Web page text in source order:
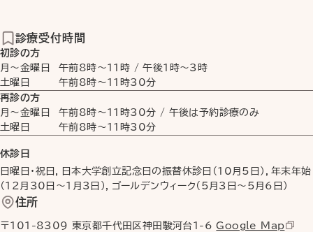
診療受付時間
初診の方
月〜金曜日
午前8時〜11時 /午後1時〜3時
土曜日
午前8時〜11時30分
再診の方
月〜金曜日
午前8時〜11時30分 / 午後は予約診療のみ
土曜日
午前8時〜11時30分
休診日
日曜日・祝日，日本大学創立記念日の振替休診日（10月5日），年末年始
（12月30日〜1月3日），ゴールデンウィーク（5月3日〜5月6日）
住所
〒101-8309 東京都千代田区神田駿河台1-6Google Map